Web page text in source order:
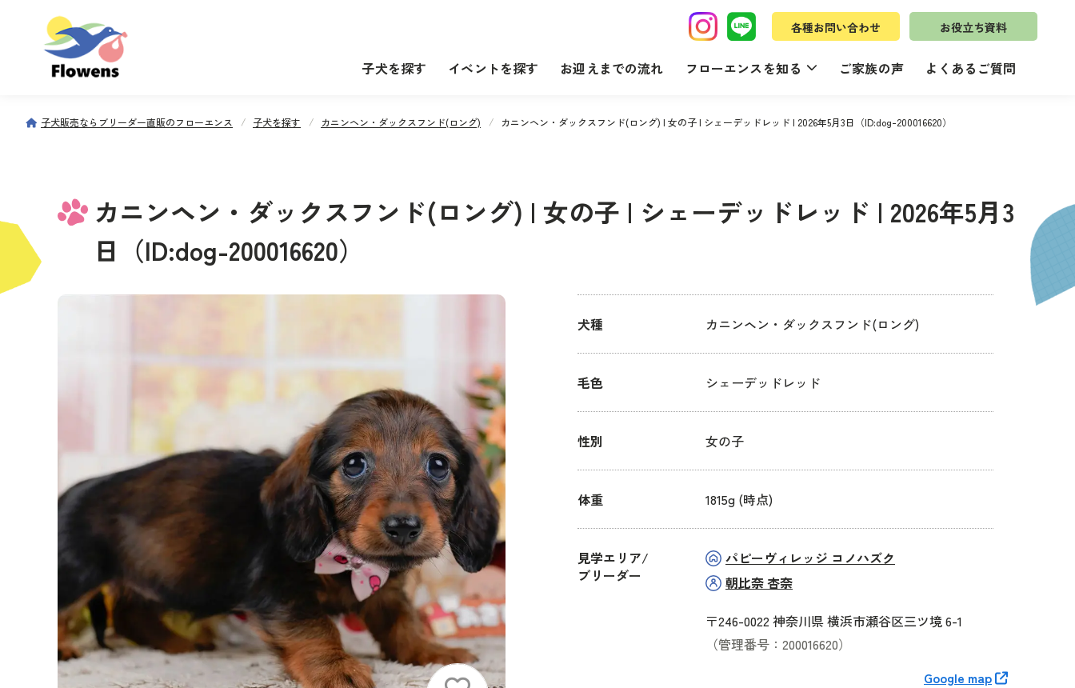
各種お問い合わせ お役立ち資料
子犬を探す イベントを探す お迎えまでの流れ フローエンスを知る ご家族の声 よくあるご質問
子犬販売ならブリーダー直販のフローエンス 子犬を探す カニンヘン・ダックスフンド(ロング) カニンヘン・ダックスフンド(ロング) | 女の子 | シェーデッドレッド | 2026年5月3日（ID:dog-200016620）
カニンヘン・ダックスフンド(ロング) | 女の子 | シェーデッドレッド | 2026年5月3
日（ID:dog-200016620）
犬種 カニンヘン・ダックスフンド(ロング)
毛色 シェーデッドレッド
性別 女の子
体重 1815g (時点)
見学エリア/
ブリーダー
パピーヴィレッジ コノハズク
朝比奈 杏奈
〒246-0022 神奈川県 横浜市瀬谷区三ツ境 6-1
（管理番号：200016620）
Google map